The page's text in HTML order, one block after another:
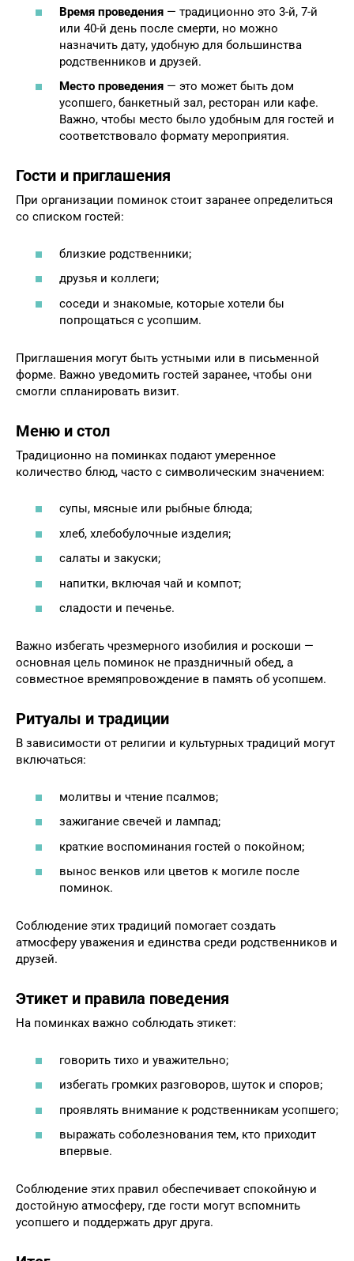
Время проведения — традиционно это 3-й, 7-й
или 40-й день после смерти, но можно
назначить дату, удобную для большинства
родственников и друзей.
Место проведения — это может быть дом
усопшего, банкетный зал, ресторан или кафе.
Важно, чтобы место было удобным для гостей и
соответствовало формату мероприятия.
Гости и приглашения
При организации поминок стоит заранее определиться
со списком гостей:
близкие родственники;
друзья и коллеги;
соседи и знакомые, которые хотели бы
попрощаться с усопшим.
Приглашения могут быть устными или в письменной
форме. Важно уведомить гостей заранее, чтобы они
смогли спланировать визит.
Меню и стол
Традиционно на поминках подают умеренное
количество блюд, часто с символическим значением:
супы, мясные или рыбные блюда;
хлеб, хлебобулочные изделия;
салаты и закуски;
напитки, включая чай и компот;
сладости и печенье.
Важно избегать чрезмерного изобилия и роскоши —
основная цель поминок не праздничный обед, а
совместное времяпровождение в память об усопшем.
Ритуалы и традиции
В зависимости от религии и культурных традиций могут
включаться:
молитвы и чтение псалмов;
зажигание свечей и лампад;
краткие воспоминания гостей о покойном;
вынос венков или цветов к могиле после
поминок.
Соблюдение этих традиций помогает создать
атмосферу уважения и единства среди родственников и
друзей.
Этикет и правила поведения
На поминках важно соблюдать этикет:
говорить тихо и уважительно;
избегать громких разговоров, шуток и споров;
проявлять внимание к родственникам усопшего;
выражать соболезнования тем, кто приходит
впервые.
Соблюдение этих правил обеспечивает спокойную и
достойную атмосферу, где гости могут вспомнить
усопшего и поддержать друг друга.